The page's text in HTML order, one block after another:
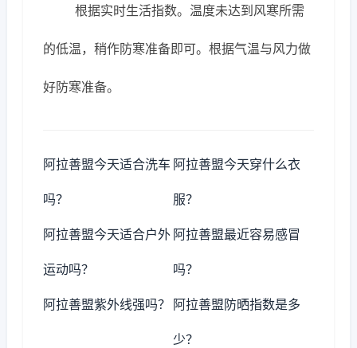
根据实时生活指数。温度未达到风寒所需
的低温，稍作防寒准备即可。根据气温与风力做
好防寒准备。
阿拉善盟今天适合洗车
吗？
阿拉善盟今天穿什么衣
服？
阿拉善盟今天适合户外
运动吗？
阿拉善盟最近容易感冒
吗？
阿拉善盟紫外线强吗？ 阿拉善盟防晒指数是多
少？